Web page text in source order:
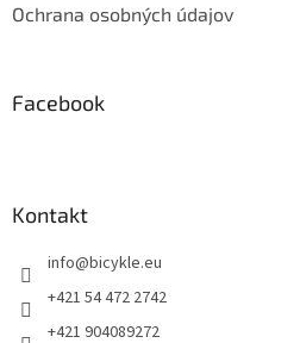
Ochrana osobných údajov
Facebook
Kontakt
info@bicykle.eu
+421 54 472 2742
+421 904089272